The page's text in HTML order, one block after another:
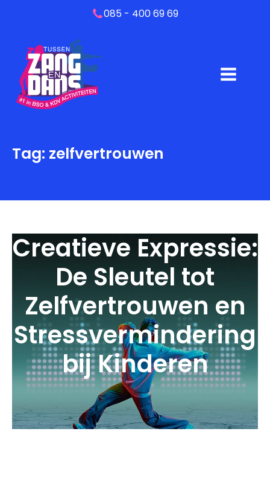
085 - 400 69 69
Tag: zelfvertrouwen
Creatieve Expressie:
De Sleutel tot
Zelfvertrouwen en
Stressvermindering
bij Kinderen